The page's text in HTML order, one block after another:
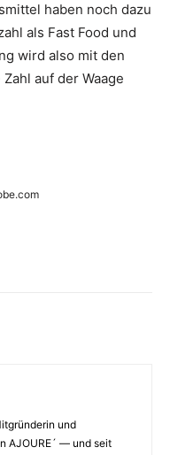
haben noch dazu
als Fast Food und
wird also mit den
auf der Waage
und
AJOURE´ — und seit